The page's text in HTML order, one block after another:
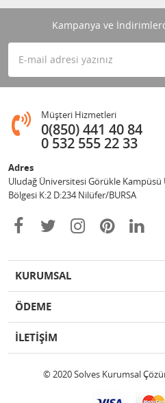
Kampanya ve
Müşteri Hizmetleri
0(850) 441 40 84
0 532 555 22 33
Adres
Uludağ Üniversitesi Görükle Kampüsü
Bölgesi K:2 D:234 Nilüfer/BURSA
KURUMSAL
ÖDEME
İLETİŞİM
© 2020 Solves Kurumsal